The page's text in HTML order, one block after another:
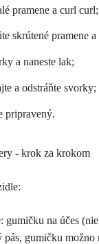
pramene a curl curl;
skrútené pramene
a naneste lak;
a odstráňte svorky;
pripravený.
- krok za krokom
gumičku na účes
pás, gumičku možno